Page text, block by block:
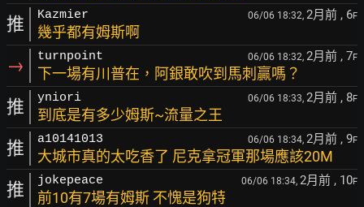
推 Kazmier 06/06 18:32, 2月前 , 6F
幾乎都有姆斯啊
→ turnpoint 06/06 18:32, 2月前 , 7F
下一場有川普在，阿銀敢吹到馬刺贏嗎？
推 yniori 06/06 18:33, 2月前 , 8F
到底是有多少姆斯~流量之王
推 a10141013 06/06 18:34, 2月前 , 9F
大城市真的太吃香了 尼克拿冠軍那場應該20M
推 jokepeace 06/06 18:34, 2月前 , 10F
前10有7場有姆斯 不愧是狗特